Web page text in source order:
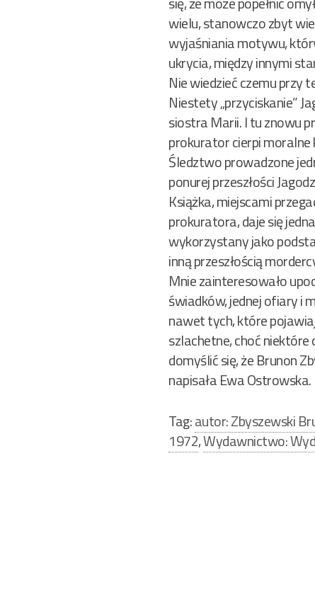
wielu, stanowczo zbyt
wyjaśniania motywu,
ukrycia, między innymi
Nie wiedzieć czemu przy
Niestety „przyciskanie”
siostra Marii. I tu znowu
prokurator cierpi moralne
Śledztwo prowadzone
ponurej przeszłości
Książka, miejscami
prokuratora, daje się
wykorzystany jako
inną przeszłością
Mnie zainteresowało
świadków, jednej ofiary i
nawet tych, które
szlachetne, choć
domyślić się, że Brunon
napisała Ewa Ostrowska.
Tag:autor: Zbyszewski
1972,Wydawnictwo: